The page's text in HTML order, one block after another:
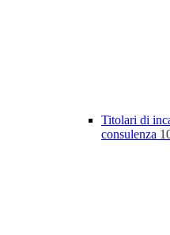
Titolari di
consulenza